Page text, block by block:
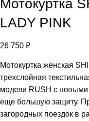
Мотокуртка
LADY PINK
26 750 ₽
Мотокуртка женская
трехслойная
модели RUSH с
еще большую защиту.
загородных поездок в